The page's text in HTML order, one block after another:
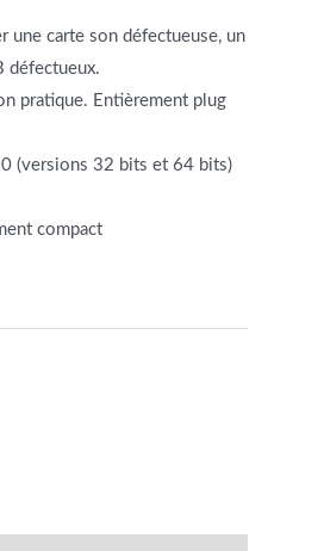
une carte son défectueuse, un
défectueux.
pratique. Entièrement plug
(versions 32 bits et 64 bits)
compact